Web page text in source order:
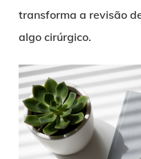
transforma a revisão
algo cirúrgico.